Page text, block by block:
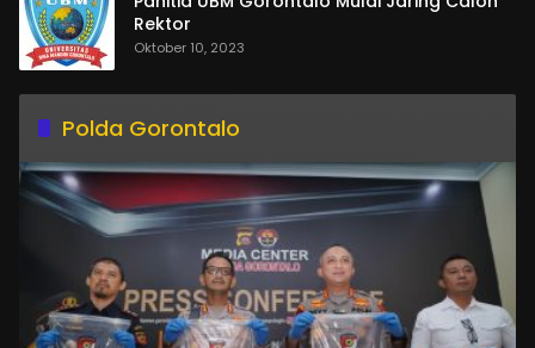
Rektor
Oktober 10, 2023
Polda Gorontalo